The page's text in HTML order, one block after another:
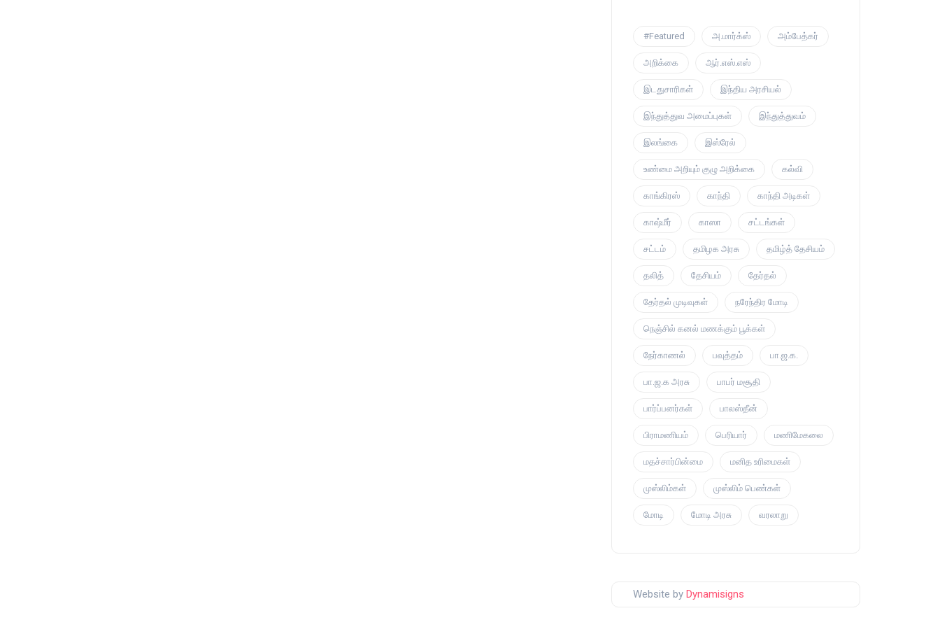
#Featured அ.மார்க்ஸ் அம்பேத்கர்
அறிக்கை ஆர்.எஸ்.எஸ்
இடதுசாரிகள் இந்திய அரசியல்
இந்துத்துவ அமைப்புகள் இந்துத்துவம்
இலங்கை இஸ்ரேல்
உண்மை அறியும் குழு அறிக்கை கல்வி
காங்கிரஸ் காந்தி காந்தி அடிகள்
காஷ்மீர் காஸா சட்டங்கள்
சட்டம் தமிழக அரசு தமிழ்த் தேசியம்
தலித் தேசியம் தேர்தல்
தேர்தல் முடிவுகள் நரேந்திர மோடி
நெஞ்சில் கனல் மணக்கும் பூக்கள்
நேர்காணல் பவுத்தம் பா.ஜ.க.
பா.ஜ.க அரசு பாபர் மசூதி
பார்ப்பனர்கள் பாலஸ்தீன்
பிராமணியம் பெரியார் மணிமேகலை
மதச்சார்பின்மை மனித உரிமைகள்
முஸ்லிம்கள் முஸ்லிம் பெண்கள்
மோடி மோடி அரசு வரலாறு
Website by Dynamisigns